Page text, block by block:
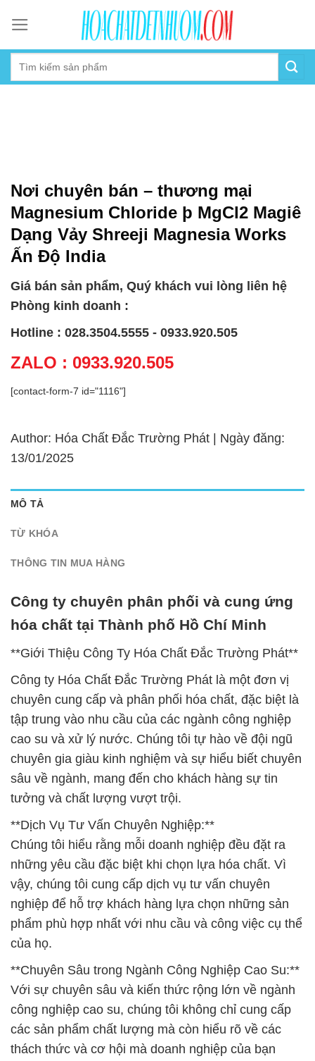
content
Nơi chuyên bán – thương mại
Magnesium Chloride þ MgCl2 Magiê
Dạng Vảy Shreeji Magnesia Works
Ấn Độ India
Giá bán sản phẩm, Quý khách vui lòng liên hệ
Phòng kinh doanh :
Hotline : 028.3504.5555 - 0933.920.505
ZALO : 0933.920.505
[contact-form-7 id="1116"]
Author: Hóa Chất Đắc Trường Phát | Ngày đăng:
13/01/2025
MÔ TẢ
TỪ KHÓA
THÔNG TIN MUA HÀNG
Công ty chuyên phân phối và cung ứng
hóa chất tại Thành phố Hồ Chí Minh
**Giới Thiệu Công Ty Hóa Chất Đắc Trường Phát**
Công ty Hóa Chất Đắc Trường Phát là một đơn vị
chuyên cung cấp và phân phối hóa chất, đặc biệt là
tập trung vào nhu cầu của các ngành công nghiệp
cao su và xử lý nước. Chúng tôi tự hào về đội ngũ
chuyên gia giàu kinh nghiệm và sự hiểu biết chuyên
sâu về ngành, mang đến cho khách hàng sự tin
tưởng và chất lượng vượt trội.
**Dịch Vụ Tư Vấn Chuyên Nghiệp:**
Chúng tôi hiểu rằng mỗi doanh nghiệp đều đặt ra
những yêu cầu đặc biệt khi chọn lựa hóa chất. Vì
vậy, chúng tôi cung cấp dịch vụ tư vấn chuyên
nghiệp để hỗ trợ khách hàng lựa chọn những sản
phẩm phù hợp nhất với nhu cầu và công việc cụ thể
của họ.
**Chuyên Sâu trong Ngành Công Nghiệp Cao Su:**
Với sự chuyên sâu và kiến thức rộng lớn về ngành
công nghiệp cao su, chúng tôi không chỉ cung cấp
các sản phẩm chất lượng mà còn hiểu rõ về các
thách thức và cơ hội mà doanh nghiệp của bạn